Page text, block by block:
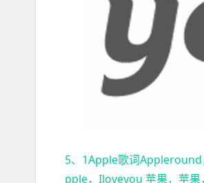
5、1Apple歌词
pple，Iloveyou 苹果，苹